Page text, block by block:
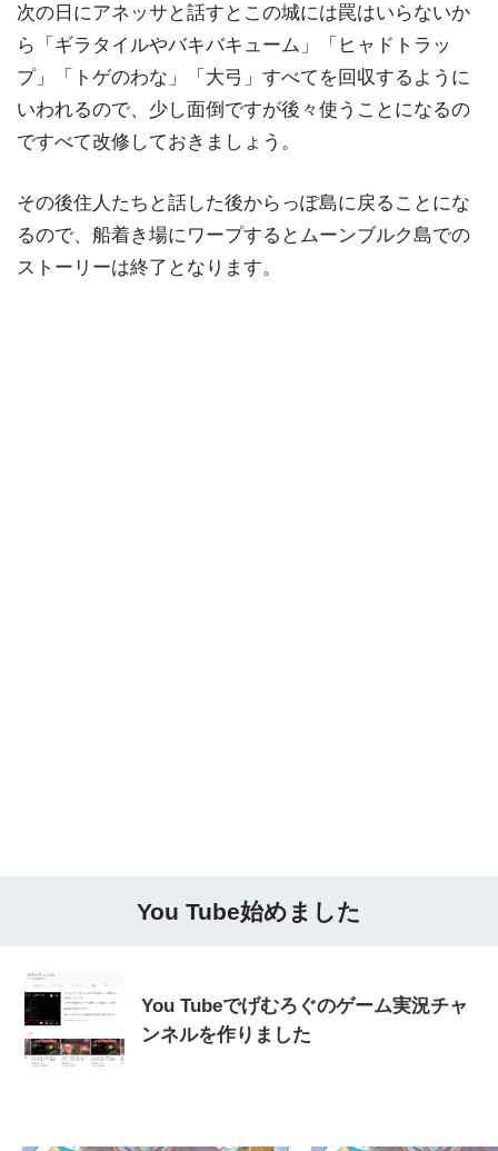
次の日にアネッサと話すとこの城には罠はいらないか
ら「ギラタイルやバキバキューム」「ヒャドトラッ
プ」「トゲのわな」「大弓」すべてを回収するように
いわれるので、少し面倒ですが後々使うことになるの
ですべて改修しておきましょう。
その後住人たちと話した後からっぽ島に戻ることにな
るので、船着き場にワープするとムーンブルク島での
ストーリーは終了となります。
You Tube始めました
You Tubeでげむろぐのゲーム実況チャ
ンネルを作りました